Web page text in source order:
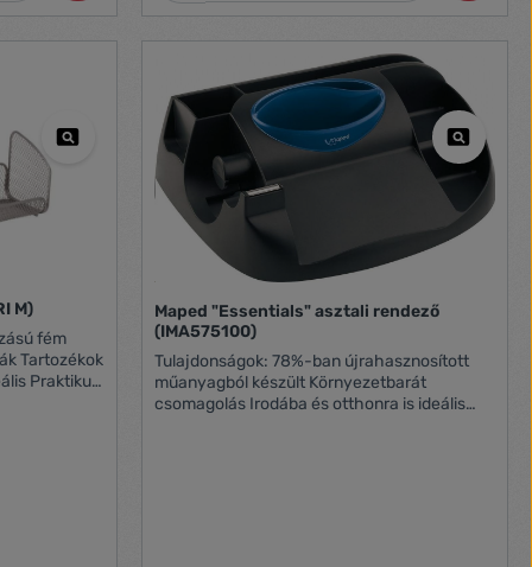
mm
M)
Maped "Essentials" asztali rendező
(IMA575100)
Tulajdonságok: 78%-ban újrahasznosított
műanyagból készült Környezetbarát
csomagolás Irodába és otthonra is ideális